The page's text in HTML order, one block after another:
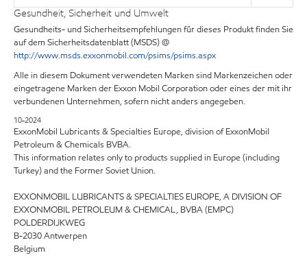
Gesundheit, Sicherheit und Umwelt
Gesundheits- und Sicherheitsempfehlungen für dieses Produkt finden Sie
auf dem Sicherheitsdatenblatt (MSDS) @
http://www.msds.exxonmobil.com/psims/psims.aspx
Alle in diesem Dokument verwendeten Marken sind Markenzeichen oder
eingetragene Marken der Exxon Mobil Corporation oder eines der mit ihr
verbundenen Unternehmen, sofern nicht anders angegeben.
10-2024
ExxonMobil Lubricants & Specialties Europe, division of ExxonMobil
Petroleum & Chemicals BVBA.
This information relates only to products supplied in Europe (including
Turkey) and the Former Soviet Union.
EXXONMOBIL LUBRICANTS & SPECIALTIES EUROPE, A DIVISION OF
EXXONMOBIL PETROLEUM & CHEMICAL, BVBA (EMPC)
POLDERDIJKWEG
B-2030 Antwerpen
Belgium